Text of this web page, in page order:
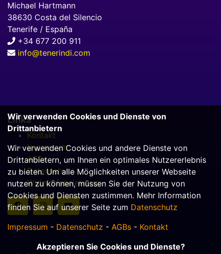
Michael Hartmann
38630 Costa del Silencio
Tenerife / España
+34 677 200 911
info@tenerindi.com
Links
Kontakt
Impressum
AGBs
Datenschutz
Widerrufsbelehrung
Wir verwenden Cookies und Dienste von
Drittanbietern
Wir verwenden Cookies und andere Dienste von
Drittanbietern, um Ihnen ein optimales Nutzererlebnis
zu bieten. Um alle Möglichkeiten unserer Webseite
nutzen zu können, müssen Sie der Nutzung von
Cookies und Diensten zustimmen. Mehr Information
finden Sie auf unserer Seite zum Datenschutz
Impressum - Datenschutz - AGBs - Kontakt
Akzeptieren Sie Cookies und Dienste?